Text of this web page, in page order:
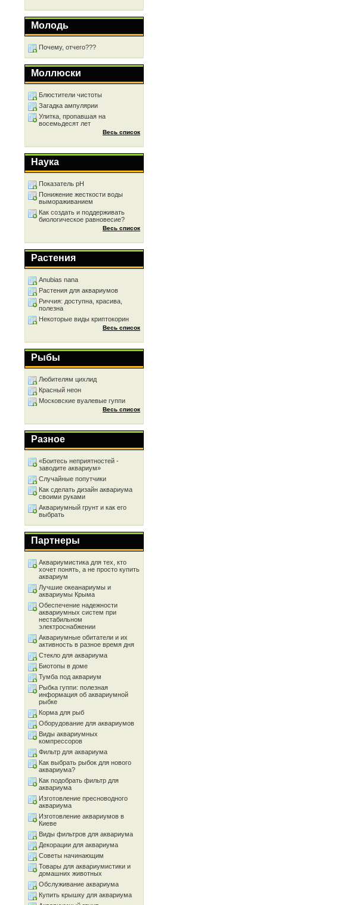
Молодь
Почему, отчего???
Моллюски
Блюстители чистоты
Загадка ампулярии
Улитка, пропавшая на
восемьдесят лет
Весь список
Наука
Показатель рН
Понижение жесткоcти воды
вымораживанием
Как создать и поддерживать
биологическое равновесие?
Весь список
Растения
Anubias nana
Растения для аквариумов
Риччия: доступна, красива,
полезна
Некоторые виды криптокорин
Весь список
Рыбы
Любителям цихлид
Красный неон
Московские вуалевые гуппи
Весь список
Разное
«Боитесь неприятностей -
заводите аквариум»
Случайные попутчики
Как сделать дизайн аквариума
своими руками
Аквариумный грунт и как его
выбрать
Партнеры
Аквариумистика для тех, кто
хочет понять, а не просто купить
аквариум
Лучшие океанариумы и
аквариумы Крыма
Обеспечение надежности
аквариумных систем при
нестабильном
электроснабжении
Аквариумные обитатели и их
активность в разное время дня
Стекло для аквариума
Биотопы в доме
Тумба под аквариум
Рыбка гуппи: полезная
информация об аквариумной
рыбке
Корма для рыб
Оборудование для аквариумов
Виды аквариумных
компрессоров
Фильтр для аквариума
Как выбрать рыбок для нового
аквариума?
Как подобрать фильтр для
аквариума
Изготовление пресноводного
аквариума
Изготовление аквариумов в
Киеве
Виды фильтров для аквариума
Декорации для аквариума
Советы начинающим
Товары для аквариумистики и
домашних животных
Обслуживание аквариума
Купить крышку для аквариума